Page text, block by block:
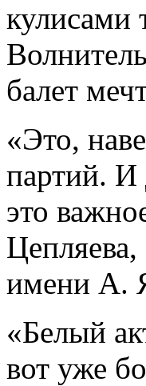
кулисами
балет
«Это,
партий. И
это
Цепляева,
имени А.
«Белый
вот уже